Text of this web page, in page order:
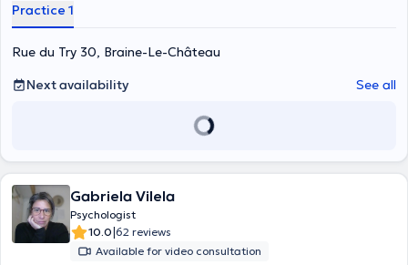
Practice 1
Rue du Try 30, Braine-Le-Château
Next availability
See all
Gabriela Vilela
Psychologist
10.0|62 reviews
Available for video consultation